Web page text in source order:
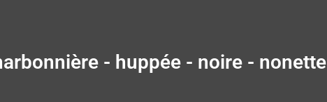
- huppée - noire - nonette